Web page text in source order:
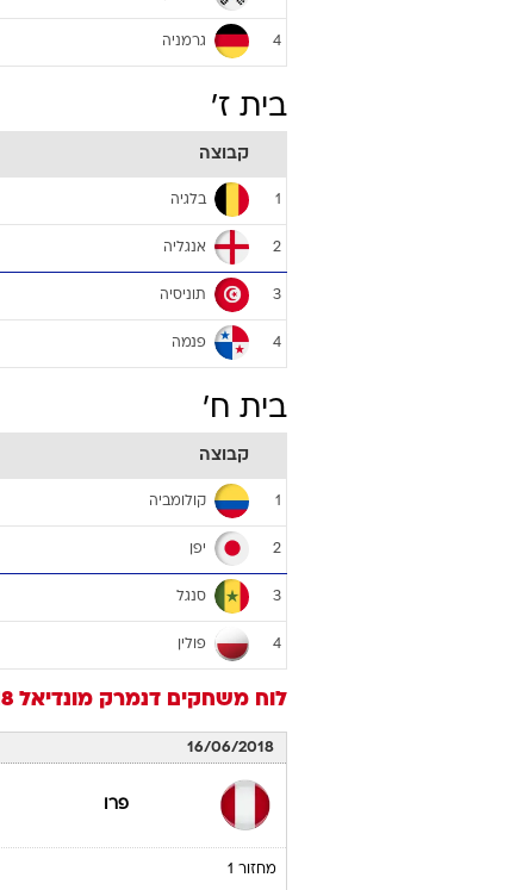
4 גרמניה
בית ז'
קבוצה
1 בלגיה
2 אנגליה
3 תוניסיה
4 פנמה
בית ח'
קבוצה
1 קולומביה
2 יפן
3 סנגל
4 פולין
לוח משחקים דנמרק מונדיאל 2018
16/06/2018
פרו
מחזור 1